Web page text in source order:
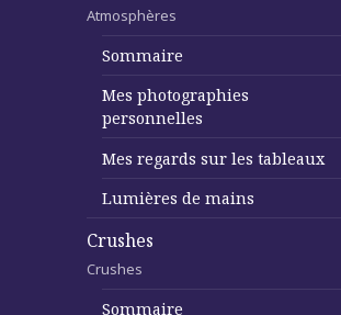
Atmosphères
Sommaire
Mes photographies
personnelles
Mes regards sur les tableaux
Lumières de mains
Crushes
Crushes
Sommaire